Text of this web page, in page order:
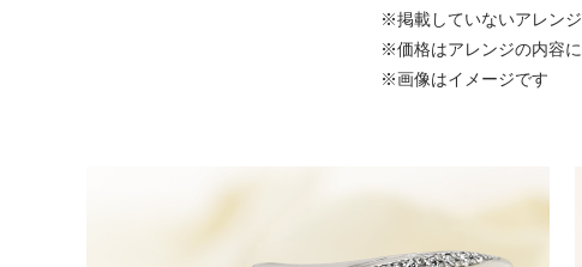
※掲載していないアレン
※価格はアレンジの内容
※画像はイメージです